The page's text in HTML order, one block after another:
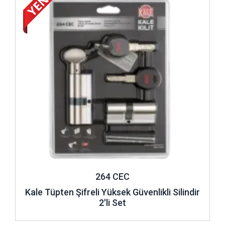
arasındadır. Bu kilitlere herhangi bir anahtar uyma olasılığı 5
milyonda 1 olarak bilinir. Bu sebeple yüksek güvenlik gerekli
olan yerlerde bu kilit sistemi gönül rahatlığıyla kullanılabilir.
Tüpten şifreli kilitler ve hareketli pimli kilitler delinmeye,
kırılmaya, maymuncukla açılmaya, sarsmaya dirençli olarak
dizayn edilmiştir. Ayrıca Kale Kilit güvencesiyle üretilen sınıf
ve kavrama silindiri, tuzaklı standart silindir, yüksek
güvenlikli ve otomatik blokajlı bareller de yüksek güvenlikli
özellikler gösterir. Hepsine ek olarak kilit sistemlerinde
kullanılan emniyet kartları da güvenlik noktasında önemlidir.
Bu kart anahtarın herkes tarafından yenilenmesini ya da
kopyalanmasını önleyerek sizin için bir güvenlik tedbiri
Silindir Seçimi Yaparken Dikkat Edilmesi Gerekenler
silindir kilitseçimini yaparken dikkat
264 CEC
Kale Tüpten Şifreli Yüksek Güvenlikli Silindir
2'li Set